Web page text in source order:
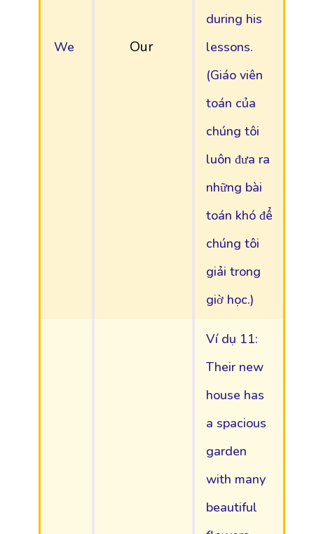
We Our
during his
lessons.
(Giáo viên
toán của
chúng tôi
luôn đưa ra
những bài
toán khó để
chúng tôi
giải trong
giờ học.)
Ví dụ 11:
Their new
house has
a spacious
garden
with many
beautiful